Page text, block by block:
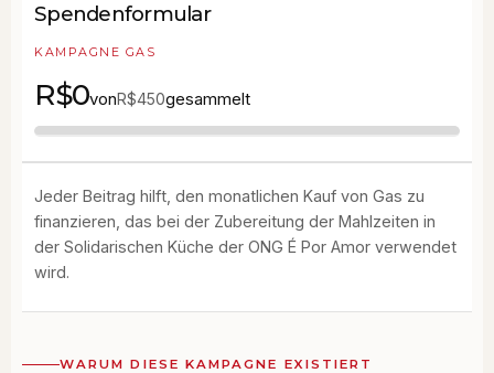
WARUM DIESE KAMPAGNE EXISTIERT
Spendenformular
KAMPAGNE GAS
R$0vonR$450gesammelt
Jeder Beitrag hilft, den monatlichen Kauf von Gas zu
finanzieren, das bei der Zubereitung der Mahlzeiten in
der Solidarischen Küche der ONG É Por Amor verwendet
wird.